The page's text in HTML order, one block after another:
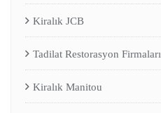
Kiralık JCB
Tadilat Restorasyon Firmaları
Kiralık Manitou